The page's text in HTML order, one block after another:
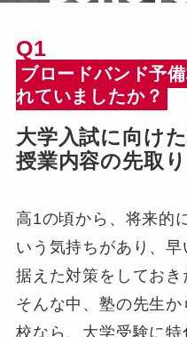
Q1
ブロードバンド予
れていましたか？
大学入試に向け
授業内容の先取
高1の頃から、将来的
いう気持ちがあり、
据えた対策をしておき
そんな中、塾の先生
校なら、大学受験に